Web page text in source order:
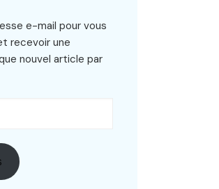
e-mail pour vous
recevoir une
nouvel article par